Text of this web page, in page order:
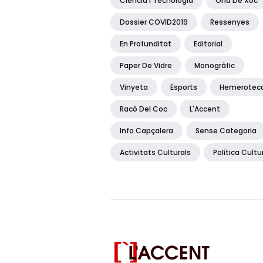
Dossier COVID2019 Ressenyes
En Profunditat Editorial
Paper De Vidre Monogràfic
Vinyeta Esports
Racó Del Coc L'Accent
Info Capçalera Sense Categoria
Activitats Culturals Política